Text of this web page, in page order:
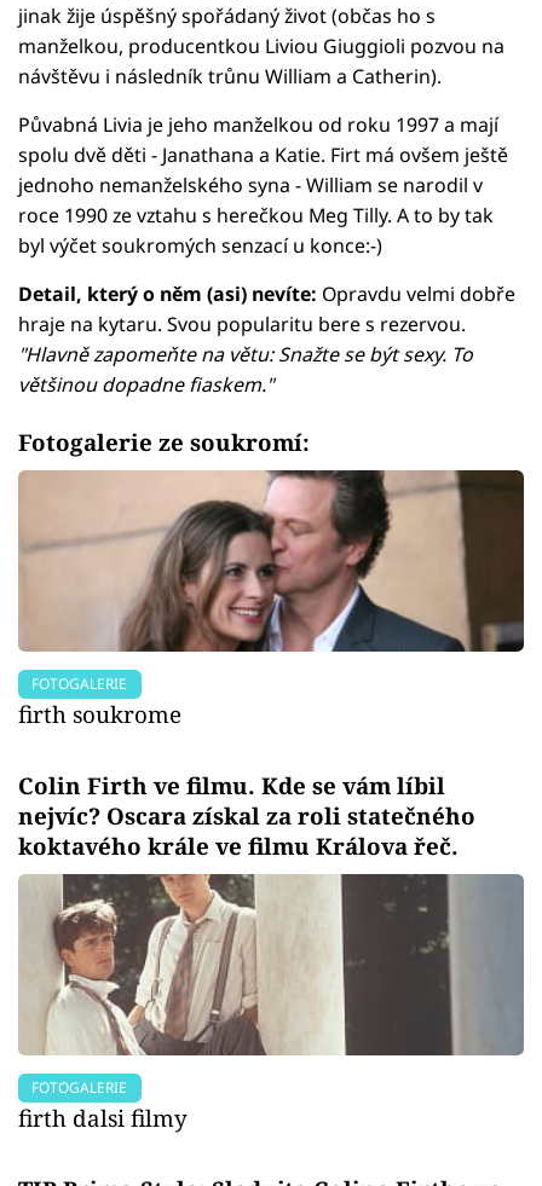
jinak žije úspěšný spořádaný život (občas ho s
manželkou, producentkou Liviou Giuggioli pozvou na
návštěvu i následník trůnu William a Catherin).
Půvabná Livia je jeho manželkou od roku 1997 a mají
spolu dvě děti - Janathana a Katie. Firt má ovšem ještě
jednoho nemanželského syna - William se narodil v
roce 1990 ze vztahu s herečkou Meg Tilly. A to by tak
byl výčet soukromých senzací u konce:-)
Detail, který o něm (asi) nevíte: Opravdu velmi dobře
hraje na kytaru. Svou popularitu bere s rezervou.
"Hlavně zapomeňte na větu: Snažte se být sexy. To
většinou dopadne fiaskem."
Fotogalerie ze soukromí:
FOTOGALERIE
firth soukrome
Colin Firth ve filmu. Kde se vám líbil
nejvíc? Oscara získal za roli statečného
koktavého krále ve filmu Králova řeč.
FOTOGALERIE
firth dalsi filmy